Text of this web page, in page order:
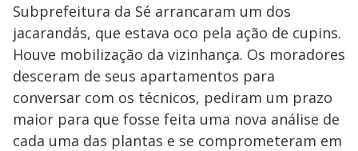
Subprefeitura da Sé arrancaram um dos
jacarandás, que estava oco pela ação de cupins.
Houve mobilização da vizinhança. Os moradores
desceram de seus apartamentos para
conversar com os técnicos, pediram um prazo
maior para que fosse feita uma nova análise de
cada uma das plantas e se comprometeram em